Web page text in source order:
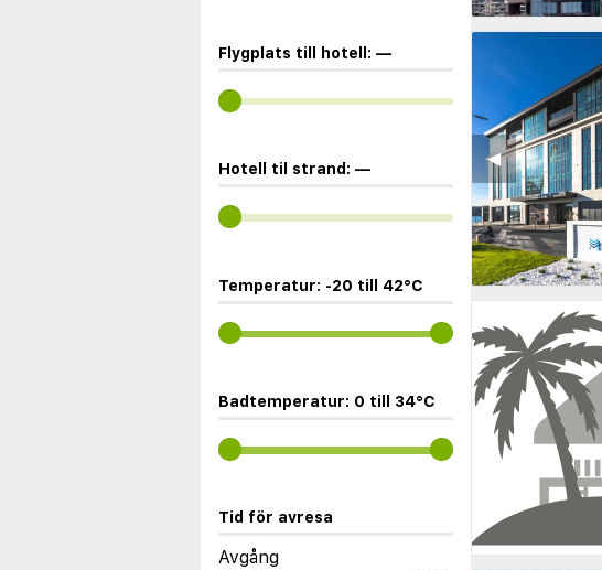
Flygplats till hotell: —
Hotell til strand: —
Temperatur: -20 till 42°C
Badtemperatur: 0 till 34°C
Tid för avresa
Avgång
◀︎